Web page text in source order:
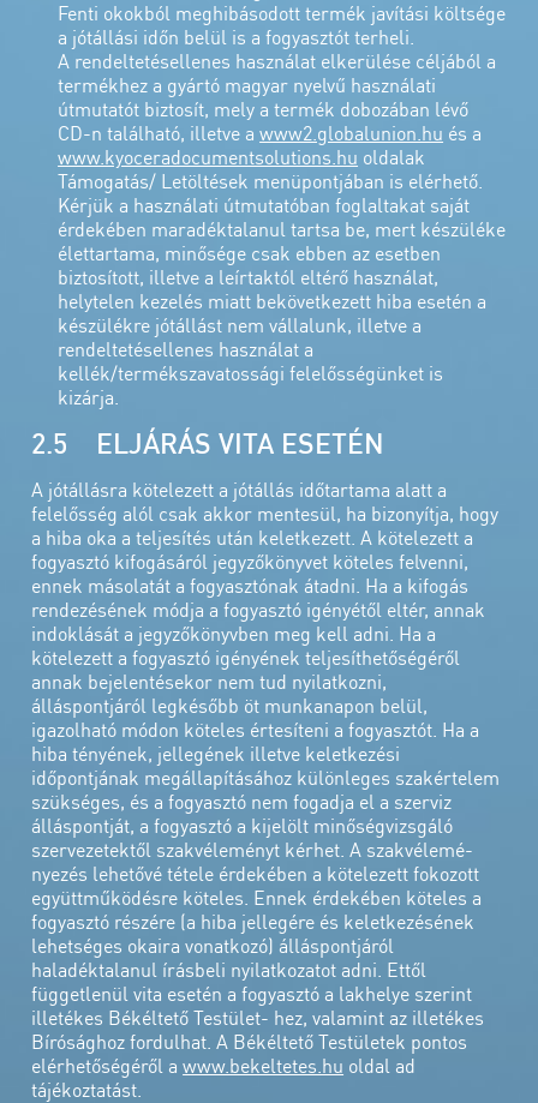
Fenti okokból meghibásodott termék javítási költsége
a jótállási időn belül is a fogyasztót terheli.
A rendeltetésellenes használat elkerülése céljából a
termékhez a gyártó magyar nyelvű használati
útmutatót biztosít, mely a termék dobozában lévő
CD-n található, illetve awww2.globalunion.hu és a
www.kyoceradocumentsolutions.hu oldalak
Támogatás/ Letöltések menüpontjában is elérhető.
Kérjük a használati útmutatóban foglaltakat saját
érdekében maradéktalanul tartsa be, mert készüléke
élettartama, minősége csak ebben az esetben
biztosított, illetve a leírtaktól eltérő használat,
helytelen kezelés miatt bekövetkezett hiba esetén a
készülékre jótállást nem vállalunk, illetve a
rendeltetésellenes használat a
kellék/termékszavatossági felelősségünket is
kizárja.
2.5 ELJÁRÁS VITA ESETÉN
A jótállásra kötelezett a jótállás időtartama alatt a
felelősség alól csak akkor mentesül, ha bizonyítja, hogy
a hiba oka a teljesítés után keletkezett. A kötelezett a
fogyasztó kifogásáról jegyzőkönyvet köteles felvenni,
ennek másolatát a fogyasztónak átadni. Ha a kifogás
rendezésének módja a fogyasztó igényétől eltér, annak
indoklását a jegyzőkönyvben meg kell adni. Ha a
kötelezett a fogyasztó igényének teljesíthetőségéről
annak bejelentésekor nem tud nyilatkozni,
álláspontjáról legkésőbb öt munkanapon belül,
igazolható módon köteles értesíteni a fogyasztót. Ha a
hiba tényének, jellegének illetve keletkezési
időpontjának megállapításához különleges szakértelem
szükséges, és a fogyasztó nem fogadja el a szerviz
álláspontját, a fogyasztó a kijelölt minőségvizsgáló
szervezetektől szakvéleményt kérhet. A szakvélemé-
nyezés lehetővé tétele érdekében a kötelezett fokozott
együttműködésre köteles. Ennek érdekében köteles a
fogyasztó részére (a hiba jellegére és keletkezésének
lehetséges okaira vonatkozó) álláspontjáról
haladéktalanul írásbeli nyilatkozatot adni. Ettől
függetlenül vita esetén a fogyasztó a lakhelye szerint
illetékes Békéltető Testület- hez, valamint az illetékes
Bírósághoz fordulhat. A Békéltető Testületek pontos
elérhetőségéről awww.bekeltetes.hu oldal ad
tájékoztatást.